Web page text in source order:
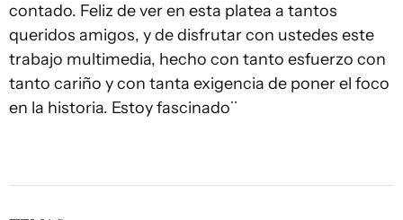
contado. Feliz de ver en esta platea a tantos
queridos amigos, y de disfrutar con ustedes este
trabajo multimedia, hecho con tanto esfuerzo con
tanto cariño y con tanta exigencia de poner el foco
en la historia. Estoy fascinado¨